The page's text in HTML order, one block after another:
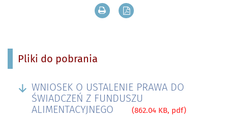
Drukuj zawartość bieżącej strony
Zapisz tekst bieżącej
Pliki do pobrania
WNIOSEK O USTALENIE PRAWA DO
ŚWIADCZEŃ Z FUNDUSZU
ALIMENTACYJNEGO
(862.04 KB, pdf)